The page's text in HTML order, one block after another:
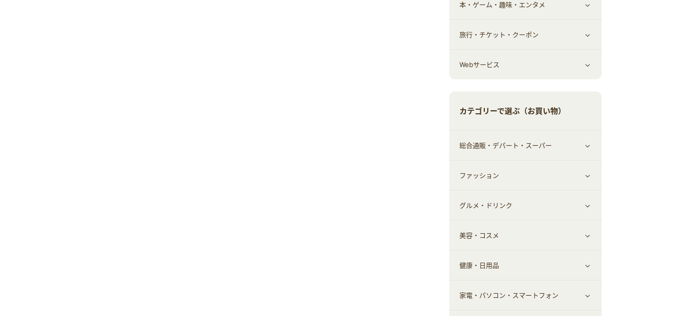
引越し
エコ・エネルギー
車情報・カーシェア・レンタル
習い事・学習・学校
仕事・転職
すべて見る
オフィス・文具
本・ゲーム・趣味・エンタメ
すべて見る
ゲーム・趣味
旅行・チケット・クーポン
すべて見る
Webサービス
カテゴリーで選ぶ（お買い物）
総合通販・デパート・スーパー
すべて見る
総合通販
デパート・スーパー
ファッション
すべて見る
ファッション
インナー・下着
靴・フットウェア
グルメ・ドリンク
すべて見る
グルメ
ドリンク
美容・コスメ
すべて見る
スキンケア
健康・日用品
すべて見る
家電・パソコン・スマートフォン